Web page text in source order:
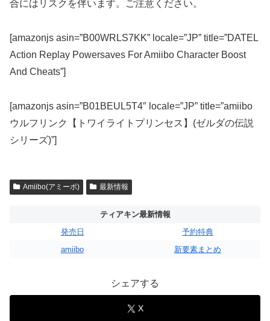
合にはリスクを伴います。ご注意ください。
[amazonjs asin=”B00WRLS7KK” locale=”JP” title=”DATEL
Action Replay Powersaves For Amiibo Character Boost
And Cheats”]
[amazonjs asin=”B01BEUL5T4″ locale=”JP” title=”amiibo
ウルフリンク【トワイライトプリンセス】(ゼルダの伝説
シリーズ)”]
Amiibo(アミーボ) 最新情報
ティアキン最新情報
発売日
予約特典
amiibo
新要素まとめ
シェアする
X